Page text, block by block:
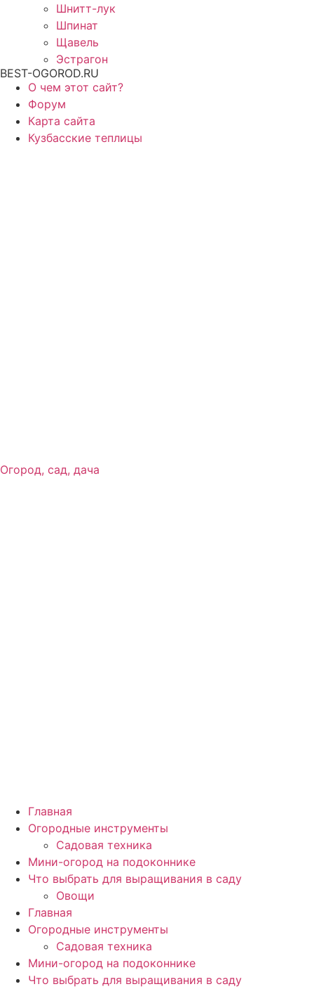
Шнитт-лук
Шпинат
Щавель
Эстрагон
BEST-OGOROD.RU
О чем этот сайт?
Форум
Карта сайта
Кузбасские теплицы
Огород, сад, дача
Главная
Огородные инструменты
Садовая техника
Мини-огород на подоконнике
Что выбрать для выращивания в саду
Овощи
Главная
Огородные инструменты
Садовая техника
Мини-огород на подоконнике
Что выбрать для выращивания в саду